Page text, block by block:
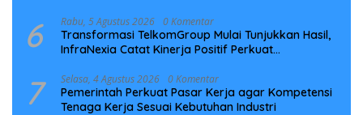
6 Rabu, 5 Agustus 2026 0 Komentar
Transformasi TelkomGroup Mulai Tunjukkan Hasil,
InfraNexia Catat Kinerja Positif Perkuat
7 Selasa, 4 Agustus 2026 0 Komentar
Pemerintah Perkuat Pasar Kerja agar Kompetensi
Tenaga Kerja Sesuai Kebutuhan Industri